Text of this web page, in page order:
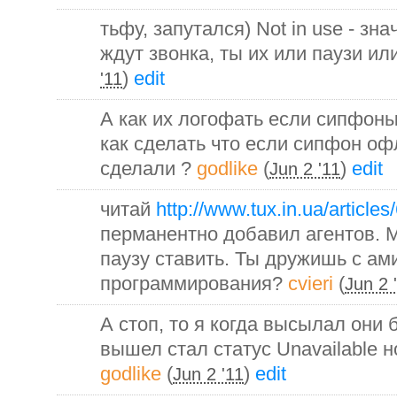
тьфу, запутался) Not in use -
ждут звонка, ты их или паузи
'11) edit
А как их логофать если
как сделать что если сипфон
сделали ? godlike (Jun 2 '11) edit
читай http://www.tux.in.ua/
перманентно добавил
паузу ставить. Ты дружишь с
программирования? cvieri (Jun 2
А стоп, то я когда высылал они
вышел стал статус Unavailable
godlike (Jun 2 '11) edit